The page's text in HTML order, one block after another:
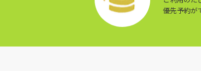
優先予約が